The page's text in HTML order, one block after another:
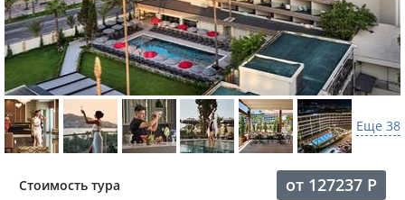
Еще 38
Стоимость тура от 127237 Р